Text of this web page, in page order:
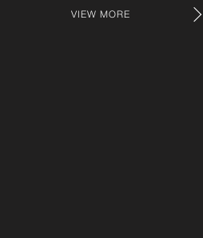
VIEW MORE